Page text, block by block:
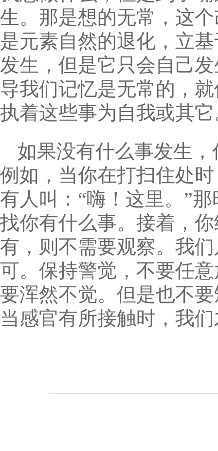
生。那是想的无常，这
是元素自然的退化，立
发生，但是它只会自己
导我们记忆是无常的，
执着这些事为自我或其
如果没有什么事发生
例如，当你在打扫住处
有人叫：“嗨！这里。”
找你有什么事。接着，
有，则不需要观察。我
可。保持警觉，不要任
要浑然不觉。但是也不
当感官有所接触时，我